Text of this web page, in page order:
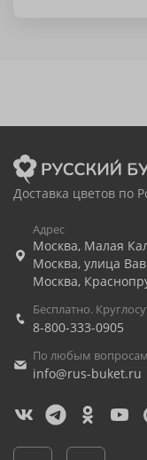
Доставка цветов по
Адрес
Москва, Малая
Москва, улица
Москва,
Бесплатно.
8-800-333-0905
По любым вопросам
info@rus-buket.ru